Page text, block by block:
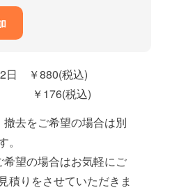
日 ￥880(税込)
￥176(税込)
去をご希望の場合は別
望の場合はお気軽にご
積りをさせていただきま